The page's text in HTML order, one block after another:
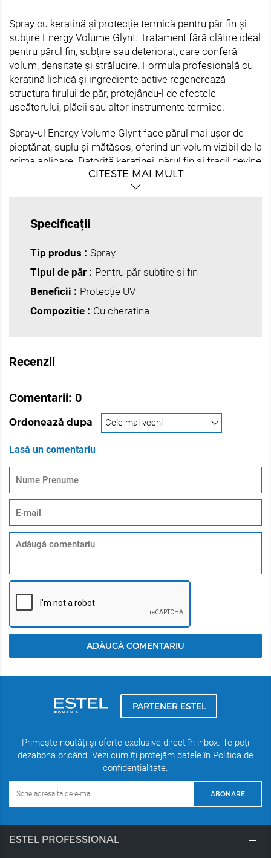
Spray cu keratină și protecție termică pentru păr fin și
subțire Energy Volume Glynt. Tratament fără clătire ideal
pentru părul fin, subțire sau deteriorat, care conferă
volum, densitate și strălucire. Formula profesională cu
keratină lichidă și ingrediente active regenerează
structura firului de păr, protejându-l de efectele
uscătorului, plăcii sau altor instrumente termice.
Spray-ul Energy Volume Glynt face părul mai ușor de
pieptănat, suplu și mătăsos, oferind un volum vizibil de la
prima aplicare. Datorită keratinei, părul fin și fragil devine
mai rezistent, cu densitate și plenitudine îmbunătățite.
Conferă volum și densitate părului fin și subțire
Protecție termică împotriva uscătorului, plăcii
sau ondulatorului
Păr mai ușor de pieptănat și aranjat
Keratină lichidă – reconstrucție și întărire a firului
de păr, conferă volum și suplețe
Ingrediente nutritive – protejează părul împotriva
ruperii și uscării
prosopul. Nu se clătește. Aranjați părul ca de obicei.
Rezultate: Păr voluminos, dens, suplu, strălucitor și ușor
CITESTE MAI MULT
Specificații
Tip produs : Spray
Tipul de păr : Pentru păr subtire si fin
Beneficii : Protecție UV
Compozitie : Cu cheratina
Recenzii
Comentarii: 0
Ordonează dupa
Lasă un comentariu
ADĂUGĂ COMENTARIU
PARTENER ESTEL
Primește noutăți și oferte exclusive direct în inbox. Te poți
dezabona oricând. Vezi cum îți protejăm datele în Politica de
confidențialitate.
ABONARE
ESTEL PROFESSIONAL